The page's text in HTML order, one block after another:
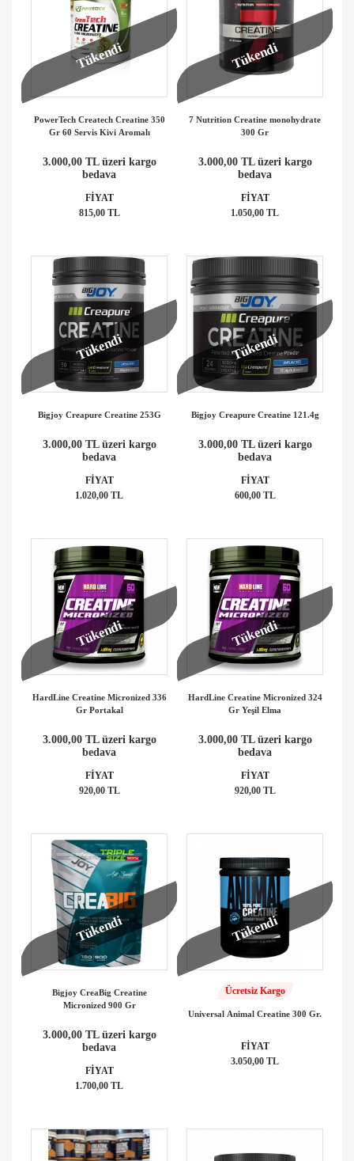
Tükendi
PowerTech Createch Creatine 350
Gr 60 Servis Kivi Aromalı
3.000,00 TL üzeri kargo
bedava
FİYAT
815,00 TL
Tükendi
7 Nutrition Creatine monohydrate
300 Gr
3.000,00 TL üzeri kargo
bedava
FİYAT
1.050,00 TL
Tükendi
Bigjoy Creapure Creatine 253G
3.000,00 TL üzeri kargo
bedava
FİYAT
1.020,00 TL
Tükendi
Bigjoy Creapure Creatine 121.4g
3.000,00 TL üzeri kargo
bedava
FİYAT
600,00 TL
Tükendi
HardLine Creatine Micronized 336
Gr Portakal
3.000,00 TL üzeri kargo
bedava
FİYAT
920,00 TL
Tükendi
HardLine Creatine Micronized 324
Gr Yeşil Elma
3.000,00 TL üzeri kargo
bedava
FİYAT
920,00 TL
Tükendi
Bigjoy CreaBig Creatine
Micronized 900 Gr
3.000,00 TL üzeri kargo
bedava
FİYAT
1.700,00 TL
Tükendi
Ücretsiz Kargo
Universal Animal Creatine 300 Gr.
FİYAT
3.050,00 TL